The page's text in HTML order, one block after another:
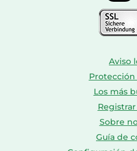
Aviso
Los más
Sobre
Guía de